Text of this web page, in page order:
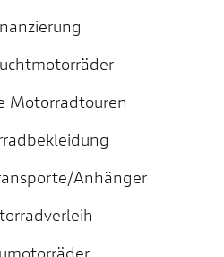
Motorradtouren
Anhänger